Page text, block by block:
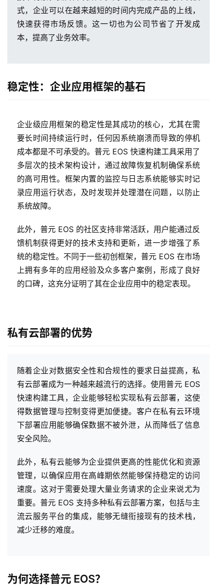
式，企业可以在越来越短的时间内完成产品的上线，
快速获得市场反馈。这一切也为公司节省了开发成
本，提高了业务效率。
稳定性：企业应用框架的基石
企业级应用框架的稳定性是其成功的核心，尤其在需
要长时间持续运行时，任何因系统崩溃而导致的停机
成本都是不可承受的。普元 EOS 快速构建工具采用了
多层次的技术架构设计，通过故障恢复机制确保系统
的高可用性。框架内置的监控与日志系统能够实时记
录应用运行状态，及时发现并处理潜在问题，以防止
系统故障。
此外，普元 EOS 的社区支持非常活跃，用户能通过反
馈机制获得更好的技术支持和更新，进一步增强了系
统的稳定性。不同于一些初创框架，普元 EOS 在市场
上拥有多年的应用经验及众多客户案例，形成了良好
的口碑，这充分证明了其在企业应用中的稳定表现。
私有云部署的优势
随着企业对数据安全性和合规性的要求日益提高，私
有云部署成为一种越来越流行的选择。使用普元 EOS
快速构建工具，企业能够轻松实现私有云部署，这使
得数据管理与控制变得更加便捷。客户在私有云环境
下部署应用能够确保数据不被外泄，从而降低了信息
安全风险。
此外，私有云能够为企业提供更高的性能优化和资源
管理，以确保应用在高峰期依然能够保持稳定的访问
速度。这对于需要处理大量业务请求的企业来说尤为
重要。普元 EOS 支持多种私有云部署方案，包括与主
流云服务平台的集成，能够无缝衔接现有的技术栈，
减少迁移的难度。
为何选择普元 EOS？